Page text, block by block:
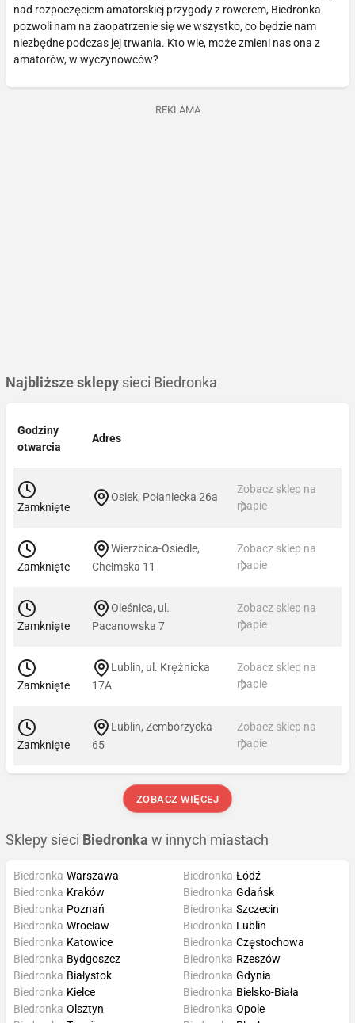
nad rozpoczęciem amatorskiej przygody z rowerem, Biedronka
pozwoli nam na zaopatrzenie się we wszystko, co będzie nam
niezbędne podczas jej trwania. Kto wie, może zmieni nas ona z
amatorów, w wyczynowców?
REKLAMA
Najbliższe sklepy sieci Biedronka
Godziny
otwarcia
Adres
Zamknięte
Osiek, Połaniecka 26a
Zobacz sklep na
mapie
Zamknięte
Wierzbica-Osiedle,
Chełmska 11
Zobacz sklep na
mapie
Zamknięte
Oleśnica, ul.
Pacanowska 7
Zobacz sklep na
mapie
Zamknięte
Lublin, ul. Krężnicka
17A
Zobacz sklep na
mapie
Zamknięte
Lublin, Zemborzycka
65
Zobacz sklep na
mapie
ZOBACZ WIĘCEJ
Sklepy sieci Biedronka w innych miastach
Biedronka Warszawa
Biedronka Kraków
Biedronka Poznań
Biedronka Wrocław
Biedronka Łódź
Biedronka Gdańsk
Biedronka Szczecin
Biedronka Lublin
Biedronka Katowice
Biedronka Bydgoszcz
Biedronka Białystok
Biedronka Kielce
Biedronka Częstochowa
Biedronka Rzeszów
Biedronka Gdynia
Biedronka Bielsko-Biała
Biedronka Olsztyn
Biedronka Opole